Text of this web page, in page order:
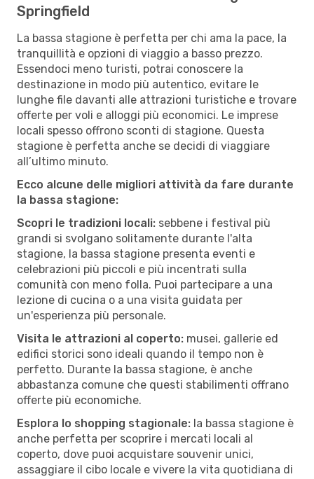
Springfield
La bassa stagione è perfetta per chi ama la pace, la
tranquillità e opzioni di viaggio a basso prezzo.
Essendoci meno turisti, potrai conoscere la
destinazione in modo più autentico, evitare le
lunghe file davanti alle attrazioni turistiche e trovare
offerte per voli e alloggi più economici. Le imprese
locali spesso offrono sconti di stagione. Questa
stagione è perfetta anche se decidi di viaggiare
all’ultimo minuto.
Ecco alcune delle migliori attività da fare durante
la bassa stagione:
Scopri le tradizioni locali: sebbene i festival più
grandi si svolgano solitamente durante l'alta
stagione, la bassa stagione presenta eventi e
celebrazioni più piccoli e più incentrati sulla
comunità con meno folla. Puoi partecipare a una
lezione di cucina o a una visita guidata per
un'esperienza più personale.
Visita le attrazioni al coperto: musei, gallerie ed
edifici storici sono ideali quando il tempo non è
perfetto. Durante la bassa stagione, è anche
abbastanza comune che questi stabilimenti offrano
offerte più economiche.
Esplora lo shopping stagionale: la bassa stagione è
anche perfetta per scoprire i mercati locali al
coperto, dove puoi acquistare souvenir unici,
assaggiare il cibo locale e vivere la vita quotidiana di